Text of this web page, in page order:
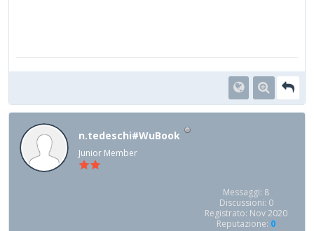
n.tedeschi#WuBook
Junior Member
Messaggi: 8
Discussioni: 0
Registrato: Nov 2020
Reputazione: 0